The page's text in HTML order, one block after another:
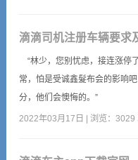
滴滴司机注册车辆要求
“林少，您别忧虑，接连涨停
常，怕是受诚鑫髮布会的影响
分，他们会懊悔的。”
2022年03月17日 | 浏览：3029